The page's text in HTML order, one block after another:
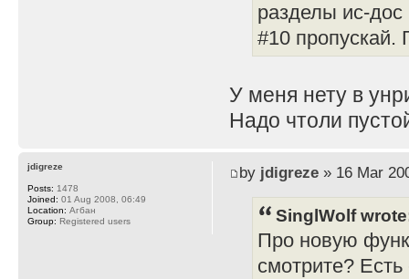
разделы ис-дос
#10 пропускай.
У меня нету в
Надо чтоли
by jdigreze» 16 Mar
SinglWolf
Про новую
смотрите?
jdigreze
Posts: 1478
Joined: 01 Aug 2008, 06:49
Location: Агбан
Group: Registered users